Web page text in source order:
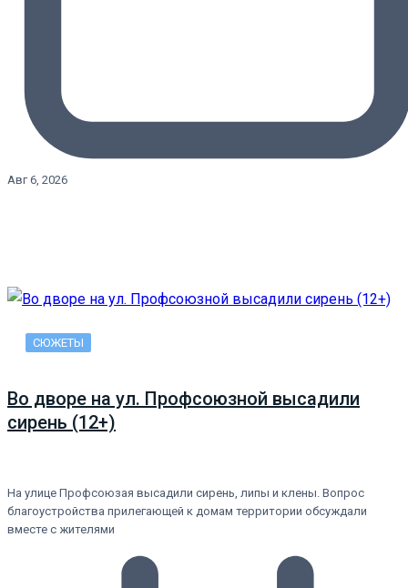
Авг 6, 2026
СЮЖЕТЫ
Во дворе на ул. Профсоюзной высадили
сирень (12+)
На улице Профсоюзая высадили сирень, липы и клены. Вопрос
благоустройства прилегающей к домам территории обсуждали
вместе с жителями